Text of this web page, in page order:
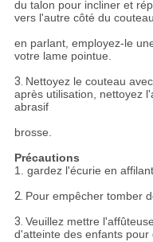
du talon pour incliner et
vers l'autre côté du
en parlant, employez-le
votre lame pointue.
3. Nettoyez le couteau
après utilisation, nettoyez
abrasif
brosse.
Précautions
1. gardez l'écurie en
2. Pour empêcher tomber
3. Veuillez mettre
d'atteinte des enfants pour